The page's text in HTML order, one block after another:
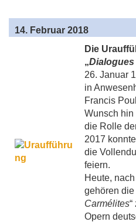
14. Februar 2018
Die
„Dialogues
26. Januar
in
Francis
Wunsch
die Rolle
2017
die
feiern.
Heute,
gehören die
Carmélites
Opern